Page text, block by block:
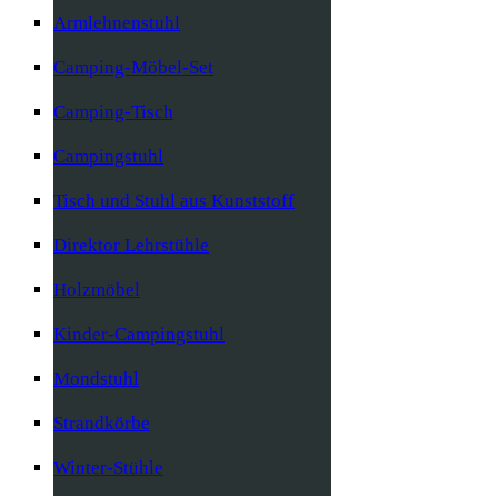
Armlehnenstuhl
Camping-Möbel-Set
Camping-Tisch
Campingstuhl
Tisch und Stuhl aus Kunststoff
Direktor Lehrstühle
Holzmöbel
Kinder-Campingstuhl
Mondstuhl
Strandkörbe
Winter-Stühle